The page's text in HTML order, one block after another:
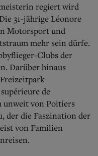
regiert wird
31-jährige Léonore
Motorsport und
mehr sein dürfe.
Clubs der
Darüber hinaus
de
unweit von Poitiers
der die Faszination der
von Familien